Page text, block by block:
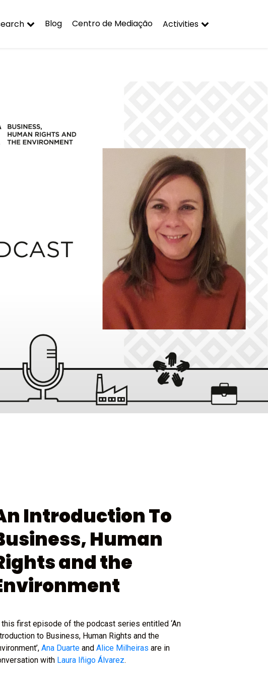
Blog Centro de Mediação Activities
Introduction To
Human
and the
this first episode of the podcast series entitled ‘An
to Business, Human Rights and the
Ana Duarte and Alice Milheiras are in
with Laura Iñigo Álvarez.